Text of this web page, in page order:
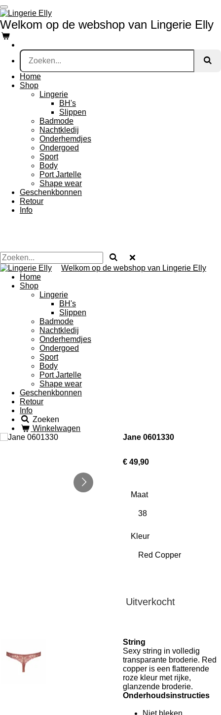
Ga
direct
naar
de
hoofdinhoud
Welkom op de webshop van Lingerie Elly
Home
Shop
Lingerie
BH's
Slippen
Badmode
Nachtkledij
Onderhemdjes
Ondergoed
Sport
Body
Port Jartelle
Shape wear
Geschenkbonnen
Retour
Info
Welkom op de webshop van Lingerie Elly
Home
Shop
Lingerie
BH's
Slippen
Badmode
Nachtkledij
Onderhemdjes
Ondergoed
Sport
Body
Port Jartelle
Shape wear
Geschenkbonnen
Retour
Info
Zoeken
Winkelwagen
Jane 0601330
€ 49,90
Maat
Kleur
Uitverkocht
String
Sexy string in volledig
transparante broderie. Red
copper is een flatterende
roze kleur met rijke,
glanzende broderie.
Onderhoudsinstructies
Niet bleken